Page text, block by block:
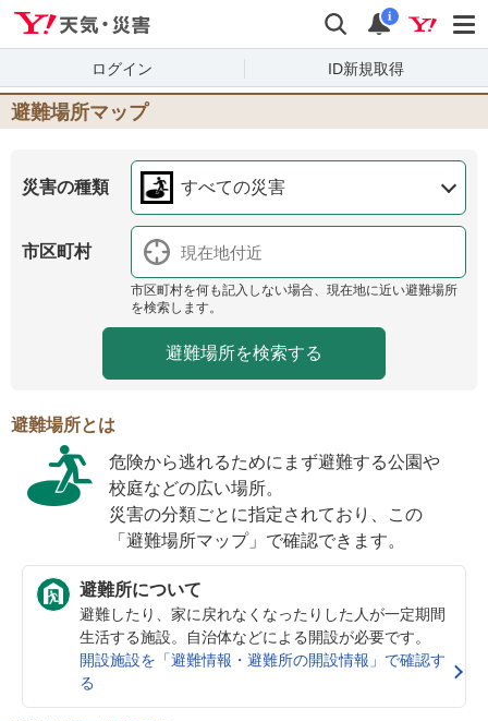
検索 通知
i
ログイン ID新規取得
避難場所マップ
災害の種類 すべての災害
市区町村
市区町村を何も記入しない場合、現在地に近い避難場所
を検索します。
避難場所とは
危険から逃れるためにまず避難する公園や
校庭などの広い場所。
災害の分類ごとに指定されており、この
「避難場所マップ」で確認できます。
避難所について
避難したり、家に戻れなくなったりした人が一定期間
生活する施設。自治体などによる開設が必要です。
開設施設を「避難情報・避難所の開設情報」で確認す
る